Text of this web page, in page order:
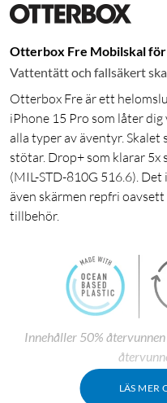
Otterbox Fre Mobilskal för
Vattentätt och fallsäkert
Otterbox Fre är ett
iPhone 15 Pro som låter
alla typer av äventyr.
stötar. Drop+ som klarar 5x
(MIL-STD-810G 516.6).
även skärmen repfri
tillbehör.
LÄS MER
Innehåller 50%